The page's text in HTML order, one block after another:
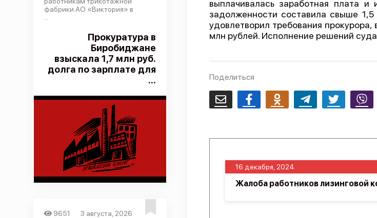
фабрики АО «Виктория» в
Прокуратура в
Биробиджане
взыскала 1,7 млн руб.
долга по зарплате для
...
9651
3 августа, 2026
выплачивалась заработная плата
задолженности составила свыше
удовлетворил требования
млн рублей. Исполнение решений
Поделиться
Email FacebookOdnoklassnikiTelegram Twitter Viber
16 декабря, 2024
Жалоба работников лизинговой